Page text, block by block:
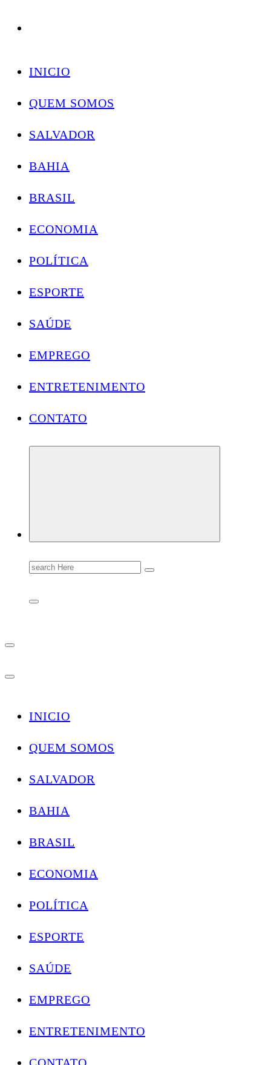
Skip
INICIO
QUEM SOMOS
SALVADOR
BAHIA
BRASIL
ECONOMIA
POLÍTICA
ESPORTE
SAÚDE
EMPREGO
ENTRETENIMENTO
CONTATO
Search
for:
INICIO
QUEM SOMOS
SALVADOR
BAHIA
BRASIL
ECONOMIA
POLÍTICA
ESPORTE
SAÚDE
EMPREGO
ENTRETENIMENTO